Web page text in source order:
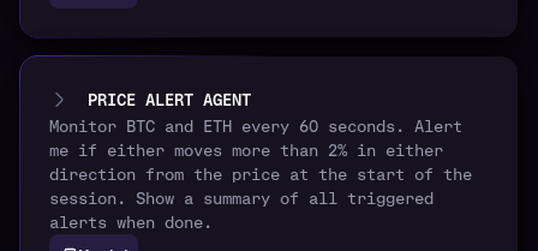
PRICE ALERT AGENT
Monitor BTC and ETH every 60 seconds. Alert
me if either moves more than 2% in either
direction from the price at the start of the
session. Show a summary of all triggered
alerts when done.